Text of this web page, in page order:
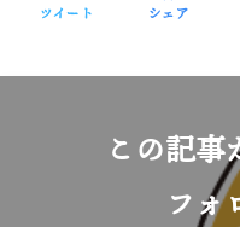
ツイート シェア
この記事
フォ